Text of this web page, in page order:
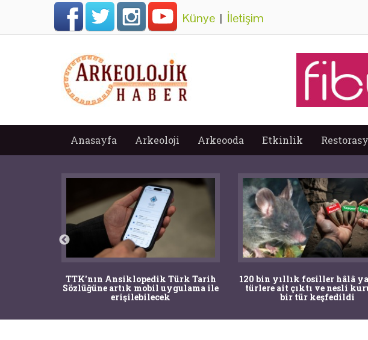
Künye | İletişim
Anasayfa Arkeoloji Arkeooda Etkinlik
TTK'nın Ansiklopedik Türk Tarih
Sözlüğüne artık mobil uygulama ile
erişilebilecek
120 bin yıllık fosiller hâlâ
türlere ait çıktı ve nesli
bir tür keşfedildi